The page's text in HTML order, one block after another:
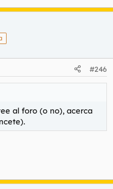
#246
al foro (o no), acerca